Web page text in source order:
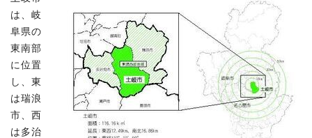
は、岐
阜県の
東南部
に位置
し、東
は瑞浪
市、西
は多治